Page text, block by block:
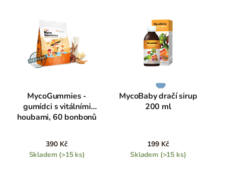
MycoGummies -
gumídci s vitálními
houbami, 60 bonbonů
390 Kč
Skladem (>15 ks)
MycoBaby dračí sirup
200 ml
199 Kč
Skladem (>15 ks)